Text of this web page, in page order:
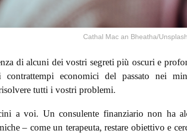
Cathal Mac an Bheatha/
di alcuni dei vostri segreti più oscuri e
economici del passato nei
tutti i vostri problemi.
a voi. Un consulente finanziario non ha
– come un terapeuta, restare obiettivo e